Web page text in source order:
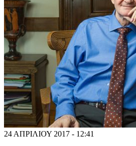
24 ΑΠΡΙΛΙΟΥ 2017 - 12:41